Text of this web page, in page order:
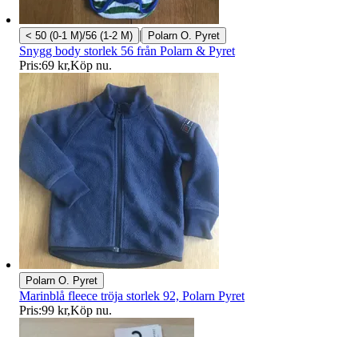
< 50 (0-1 M)/56 (1-2 M) | Polarn O. Pyret
Snygg body storlek 56 från Polarn & Pyret
Pris:69 kr,Köp nu.
Polarn O. Pyret
Marinblå fleece tröja storlek 92, Polarn Pyret
Pris:99 kr,Köp nu.